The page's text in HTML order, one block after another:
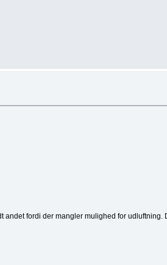
fordi der mangler mulighed for udluftning.